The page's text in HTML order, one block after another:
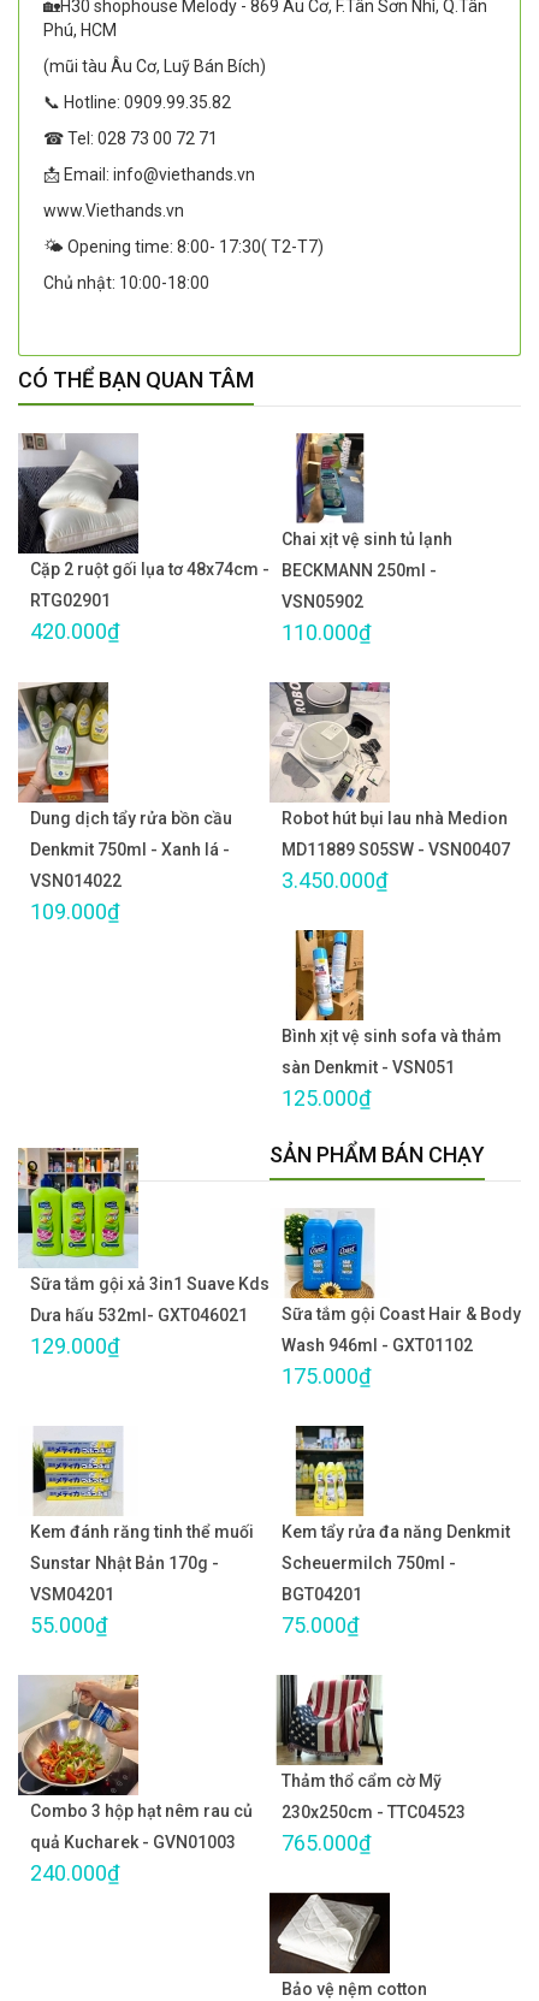
🏡H30 shophouse Melody - 869 Âu Cơ, F.Tân Sơn Nhì, Q.Tân
Phú, HCM
(mũi tàu Âu Cơ, Luỹ Bán Bích)
📞 Hotline: 0909.99.35.82
☎ Tel: 028 73 00 72 71
📩 Email: info@viethands.vn
www.Viethands.vn
🌤️ Opening time: 8:00- 17:30( T2-T7)
Chủ nhật: 10:00-18:00
CÓ THỂ BẠN QUAN TÂM
Cặp 2 ruột gối lụa tơ 48x74cm -
RTG02901
420.000₫
Chai xịt vệ sinh tủ lạnh
BECKMANN 250ml -
VSN05902
110.000₫
Dung dịch tẩy rửa bồn cầu
Denkmit 750ml - Xanh lá -
VSN014022
109.000₫
Robot hút bụi lau nhà Medion
MD11889 S05SW - VSN00407
3.450.000₫
Bình xịt vệ sinh sofa và thảm
sàn Denkmit - VSN051
125.000₫
Sữa tắm gội xả 3in1 Suave Kds
Dưa hấu 532ml- GXT046021
129.000₫
SẢN PHẨM BÁN CHẠY
Sữa tắm gội Coast Hair & Body
Wash 946ml - GXT01102
175.000₫
Kem đánh răng tinh thể muối
Sunstar Nhật Bản 170g -
VSM04201
55.000₫
Kem tẩy rửa đa năng Denkmit
Scheuermilch 750ml -
BGT04201
75.000₫
Combo 3 hộp hạt nêm rau củ
quả Kucharek - GVN01003
240.000₫
Thảm thổ cẩm cờ Mỹ
230x250cm - TTC04523
765.000₫
Bảo vệ nệm cotton